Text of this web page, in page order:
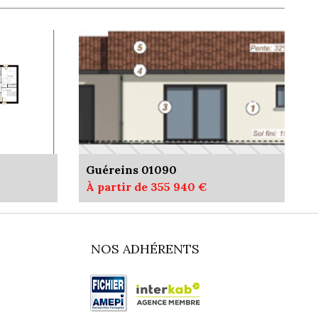
Guéreins 01090
À partir de 355 940 €
NOS ADHÉRENTS